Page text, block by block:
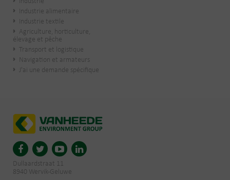
Industrie alimentaire
Industrie textile
Agriculture, horticulture,
élevage et pêche
Transport et logistique
Navigation et armateurs
J'ai une demande spécifique
Dullaardstraat 11
8940 Wervik-Geluwe